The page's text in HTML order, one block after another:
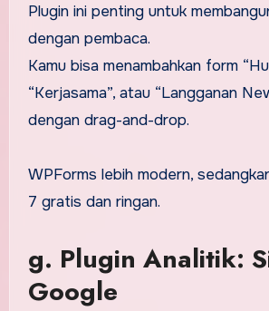
Plugin ini penting untuk
dengan pembaca.
Kamu bisa menambahkan form
“Kerjasama”, atau “Langganan
dengan drag-and-drop.
WPForms lebih modern,
7 gratis dan ringan.
g. Plugin Analitik:
Google